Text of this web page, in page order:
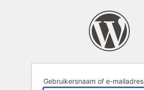
Gebruikersnaam of e-mailadres